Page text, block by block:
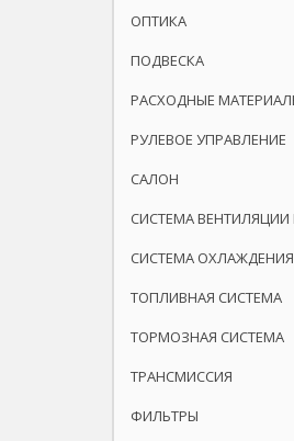
ОПТИКА
ПОДВЕСКА
РАСХОДНЫЕ
РУЛЕВОЕ УПРАВЛЕНИЕ
САЛОН
СИСТЕМА
СИСТЕМА ОХЛАЖДЕНИЯ
ТОПЛИВНАЯ СИСТЕМА
ТОРМОЗНАЯ СИСТЕМА
ТРАНСМИССИЯ
ФИЛЬТРЫ